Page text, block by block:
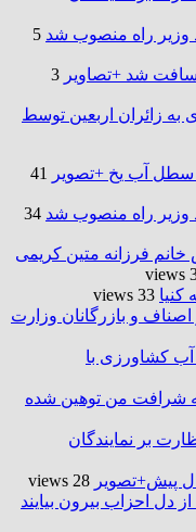
وزیر راه منصوب شد 5
شد +تصاویر 3
امدادی به زائران اربعین توسط
سطل آب یخ +تصویر
41
وزیر راه منصوب شد 34
فرزانه متین کریمی
33 views
و بازرگانان وزارت
مصرف آب کشاورزی با
شرافت من توهین شده
بر نمایندگان
28 views
دل احزاب بیرون بیایند